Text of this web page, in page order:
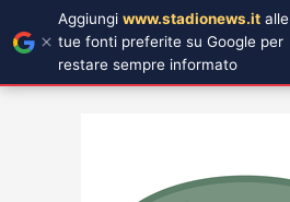
Aggiungi www.stadionews.it alle
tue fonti preferite su Google per
restare sempre informato